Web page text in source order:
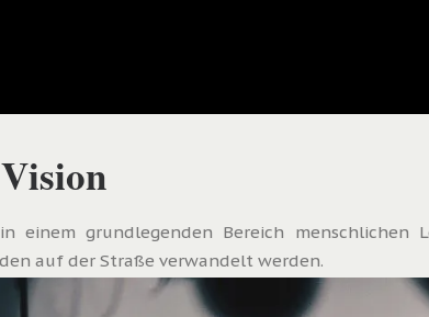
einem grundlegenden Bereich menschlichen
auf der Straße verwandelt werden.